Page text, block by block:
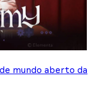
mundo aberto da